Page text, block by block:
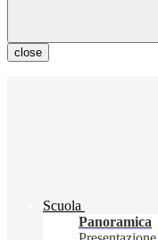
close
Scuola
Panoramica